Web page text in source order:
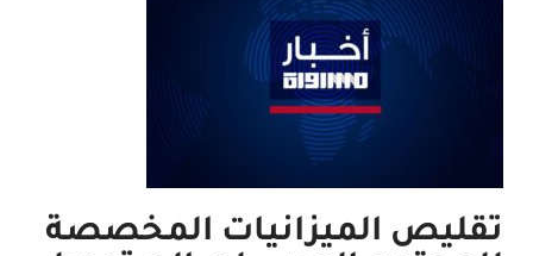
تقليص الميزانيات المخصصة